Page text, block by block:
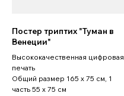
Постер триптих "Туман в
Венеции"
Высококачественная цифровая
печать
Общий размер 165 x 75 см, 1
часть 55 x 75 см